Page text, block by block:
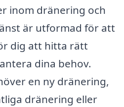
inom dränering och
är utformad för att
dig att hitta rätt
dina behov.
en ny dränering,
dränering eller